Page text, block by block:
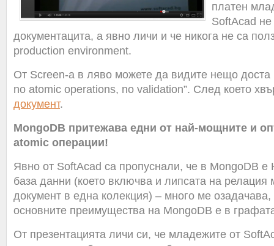
платен
SoftAcad
документацита, а явно личи и че никога не са
production environment.
От Screen-а в ляво можете да видите нещо доста
no atomic operations, no validation”. След което
документ.
MongoDB притежава едни от най-мощните и
atomic операции!
Явно от SoftAcad са пропуснали, че в MongoDB
база данни (което включва и липсата на релация
документ в една колекция) – много ме озадачава,
основните преимущества на MongoDB е в
От презентацията личи си, че младежите от